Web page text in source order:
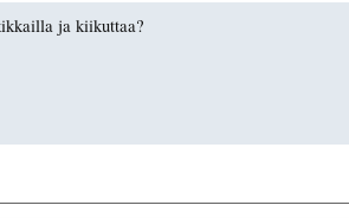
ja kiikuttaa?